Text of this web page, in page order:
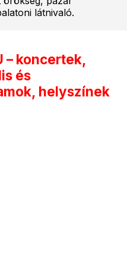
látnivaló.
– koncertek,
és
helyszínek